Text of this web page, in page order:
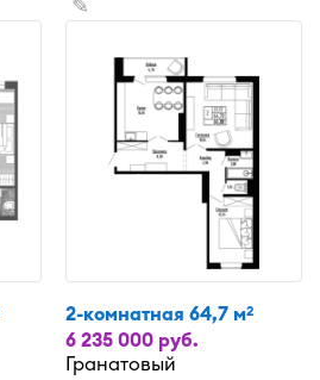
2-комнатная 64,7 м2
6 235 000 руб.
Гранатовый